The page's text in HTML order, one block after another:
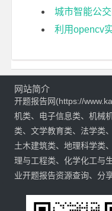
城市智能公交网络控
利用opencv
网站简介
开题报告网(https://
机类、电子信息类、机械
类、文学教育类、法学类
土木建筑类、地理科学类
理与工程类、化学化工与
业开题报告资源查询、分